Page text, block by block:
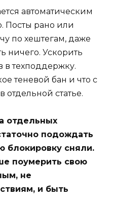
автоматическим
Посты рано или
по хештегам, даже
ничего. Ускорить
в техподдержку.
теневой бан и что с
отдельной статье.
отдельных
подождать
блокировку сняли.
поумерить свою
не
и быть